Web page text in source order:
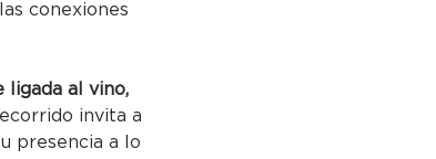
conexiones
ligada al vino,
invita a
presencia a lo